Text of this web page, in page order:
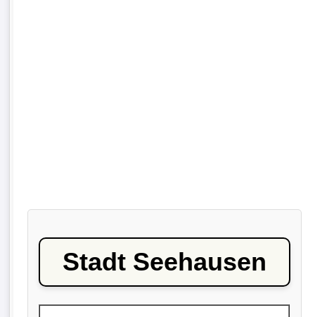
Stadt Seehausen